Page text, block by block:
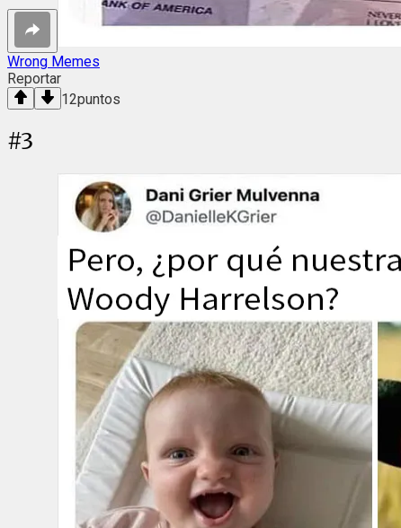
Wrong Memes
Reportar
12puntos
#3